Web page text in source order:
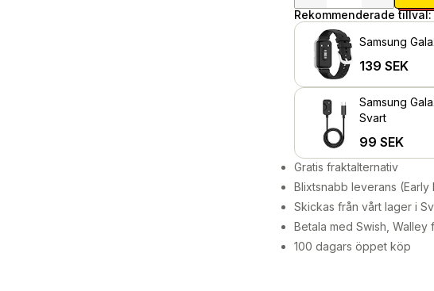
Rekommenderade tillval:
Samsung
139 SEK
Samsung
Svart
99 SEK
Gratis fraktalternativ
Blixtsnabb leverans
Skickas från vårt lager i
Betala med Swish,
100 dagars öppet köp